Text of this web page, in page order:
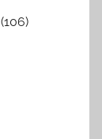
(106)